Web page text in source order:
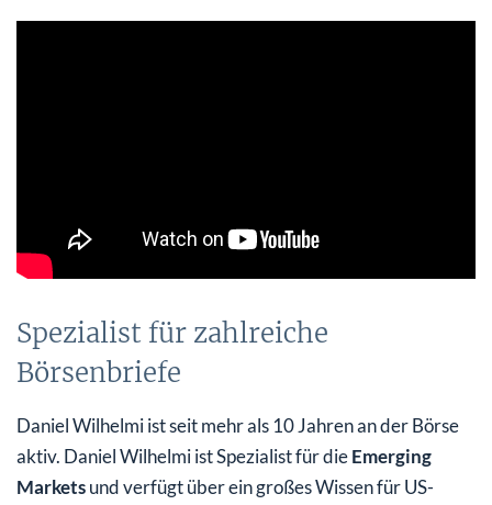
Spezialist für zahlreiche
Börsenbriefe
Daniel Wilhelmi ist seit mehr als 10 Jahren an der Börse
aktiv. Daniel Wilhelmi ist Spezialist für dieEmerging
Marketsund verfügt über ein großes Wissen für US-